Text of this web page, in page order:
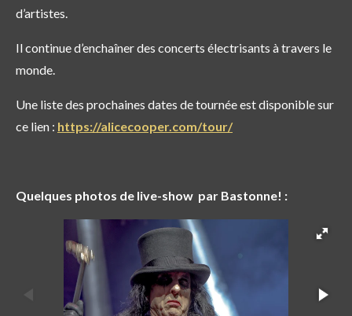
d’artistes.
Il continue d’enchaîner des concerts électrisants à travers le
monde.
Une liste des prochaines dates de tournée est disponible sur
ce lien : https://alicecooper.com/tour/
Quelques photos de live-show par Bastonne! :